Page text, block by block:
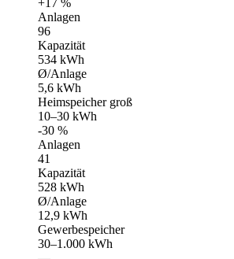
Anlagen
96
Kapazität
534 kWh
Ø/Anlage
5,6 kWh
Heimspeicher groß
10–30 kWh
-30 %
Anlagen
41
Kapazität
528 kWh
Ø/Anlage
12,9 kWh
Gewerbespeicher
30–1.000 kWh